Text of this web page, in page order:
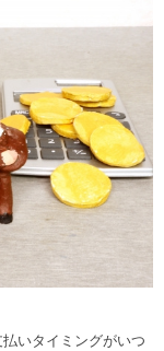
いタイミングがいつ